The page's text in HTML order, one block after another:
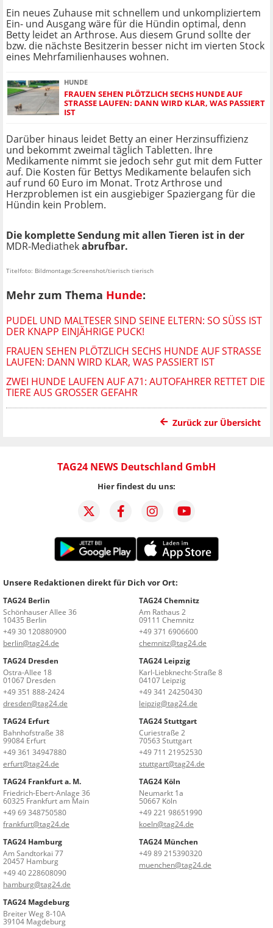
Ein neues Zuhause mit schnellem und unkompliziertem
Ein- und Ausgang wäre für die Hündin optimal, denn
Betty leidet an Arthrose. Aus diesem Grund sollte der
bzw. die nächste Besitzerin besser nicht im vierten Stock
eines Mehrfamilienhauses wohnen.
HUNDE
FRAUEN SEHEN PLÖTZLICH SECHS HUNDE AUF
STRASSE LAUFEN: DANN WIRD KLAR, WAS PASSIERT I
ST
Darüber hinaus leidet Betty an einer Herzinsuffizienz
und bekommt zweimal täglich Tabletten. Ihre
Medikamente nimmt sie jedoch sehr gut mit dem Futter
auf. Die Kosten für Bettys Medikamente belaufen sich
auf rund 60 Euro im Monat. Trotz Arthrose und
Herzproblemen ist ein ausgiebiger Spaziergang für die
Hündin kein Problem.
Die komplette Sendung mit allen Tieren ist in der
MDR-Mediathekabrufbar.
Titelfoto: Bildmontage:Screenshot/tierisch tierisch
Mehr zum Thema Hunde:
PUDEL UND MALTESER SIND SEINE ELTERN: SO SÜSS IST D
ER KNAPP EINJÄHRIGE PUCK!
FRAUEN SEHEN PLÖTZLICH SECHS HUNDE AUF STRASSE L
AUFEN: DANN WIRD KLAR, WAS PASSIERT IST
ZWEI HUNDE LAUFEN AUF A71: AUTOFAHRER RETTET DIE
TIERE AUS GROSSER GEFAHR
Zurück zur Übersicht
TAG24 NEWS Deutschland GmbH
Hier findest du uns:
Unsere Redaktionen direkt für Dich vor Ort:
TAG24 Berlin
Schönhauser Allee 36
10435 Berlin
+49 30 120880900
berlin@tag24.de
TAG24 Chemnitz
Am Rathaus 2
09111 Chemnitz
+49 371 6906600
chemnitz@tag24.de
TAG24 Dresden
Ostra-Allee 18
01067 Dresden
+49 351 888-2424
dresden@tag24.de
TAG24 Leipzig
Karl-Liebknecht-Straße 8
04107 Leipzig
+49 341 24250430
leipzig@tag24.de
TAG24 Erfurt
Bahnhofstraße 38
99084 Erfurt
+49 361 34947880
erfurt@tag24.de
TAG24 Stuttgart
Curiestraße 2
70563 Stuttgart
+49 711 21952530
stuttgart@tag24.de
TAG24 Frankfurt a. M.
Friedrich-Ebert-Anlage 36
60325 Frankfurt am Main
+49 69 348750580
frankfurt@tag24.de
TAG24 Köln
Neumarkt 1a
50667 Köln
+49 221 98651990
koeln@tag24.de
TAG24 Hamburg
Am Sandtorkai 77
20457 Hamburg
+49 40 228608090
hamburg@tag24.de
TAG24 München
+49 89 215390320
muenchen@tag24.de
TAG24 Magdeburg
Breiter Weg 8-10A
39104 Magdeburg